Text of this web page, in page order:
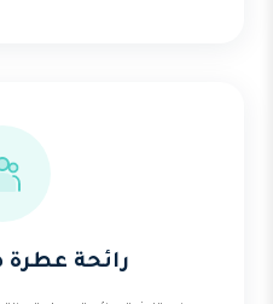
رائحة عطرة